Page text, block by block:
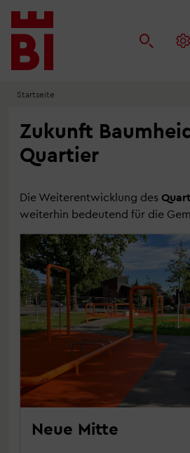
Inhalt
anspringen
Menü
anspringen
Suche
anspringen
Startseite
Zukunft
Quartier
Die Weiterentwicklung des
weiterhin bedeutend für die
Neue Mitte